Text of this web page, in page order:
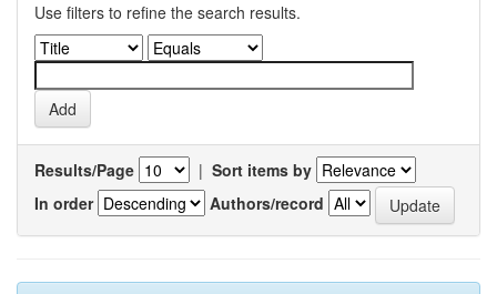
Use filters to refine the search results.
Results/Page | Sort items by
In order
Authors/record